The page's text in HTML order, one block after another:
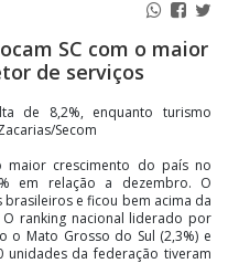
SC com o maior
de serviços
de 8,2%, enquanto turismo
Secom
maior crescimento do país no
em relação a dezembro. O
e ficou bem acima da
ranking nacional liderado por
o Mato Grosso do Sul (2,3%) e
unidades da federação tiveram